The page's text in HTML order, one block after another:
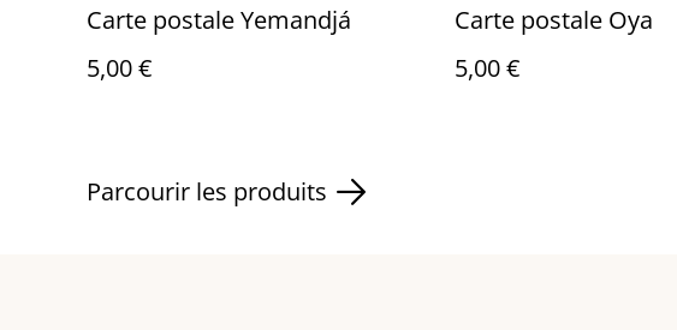
Carte postale Yemandjá
5,00 €
Carte postale Oya
5,00 €
Parcourir les produits